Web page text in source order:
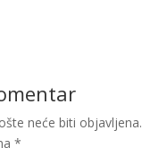
neće biti objavljena.
*